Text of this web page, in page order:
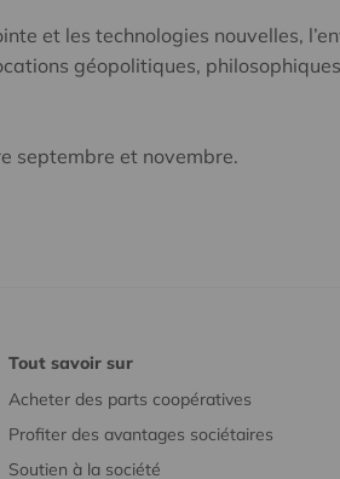
et les technologies nouvelles,
géopolitiques,
septembre et novembre.
Tout savoir sur
Acheter des parts coopératives
Profiter des avantages sociétaires
Soutien à la société